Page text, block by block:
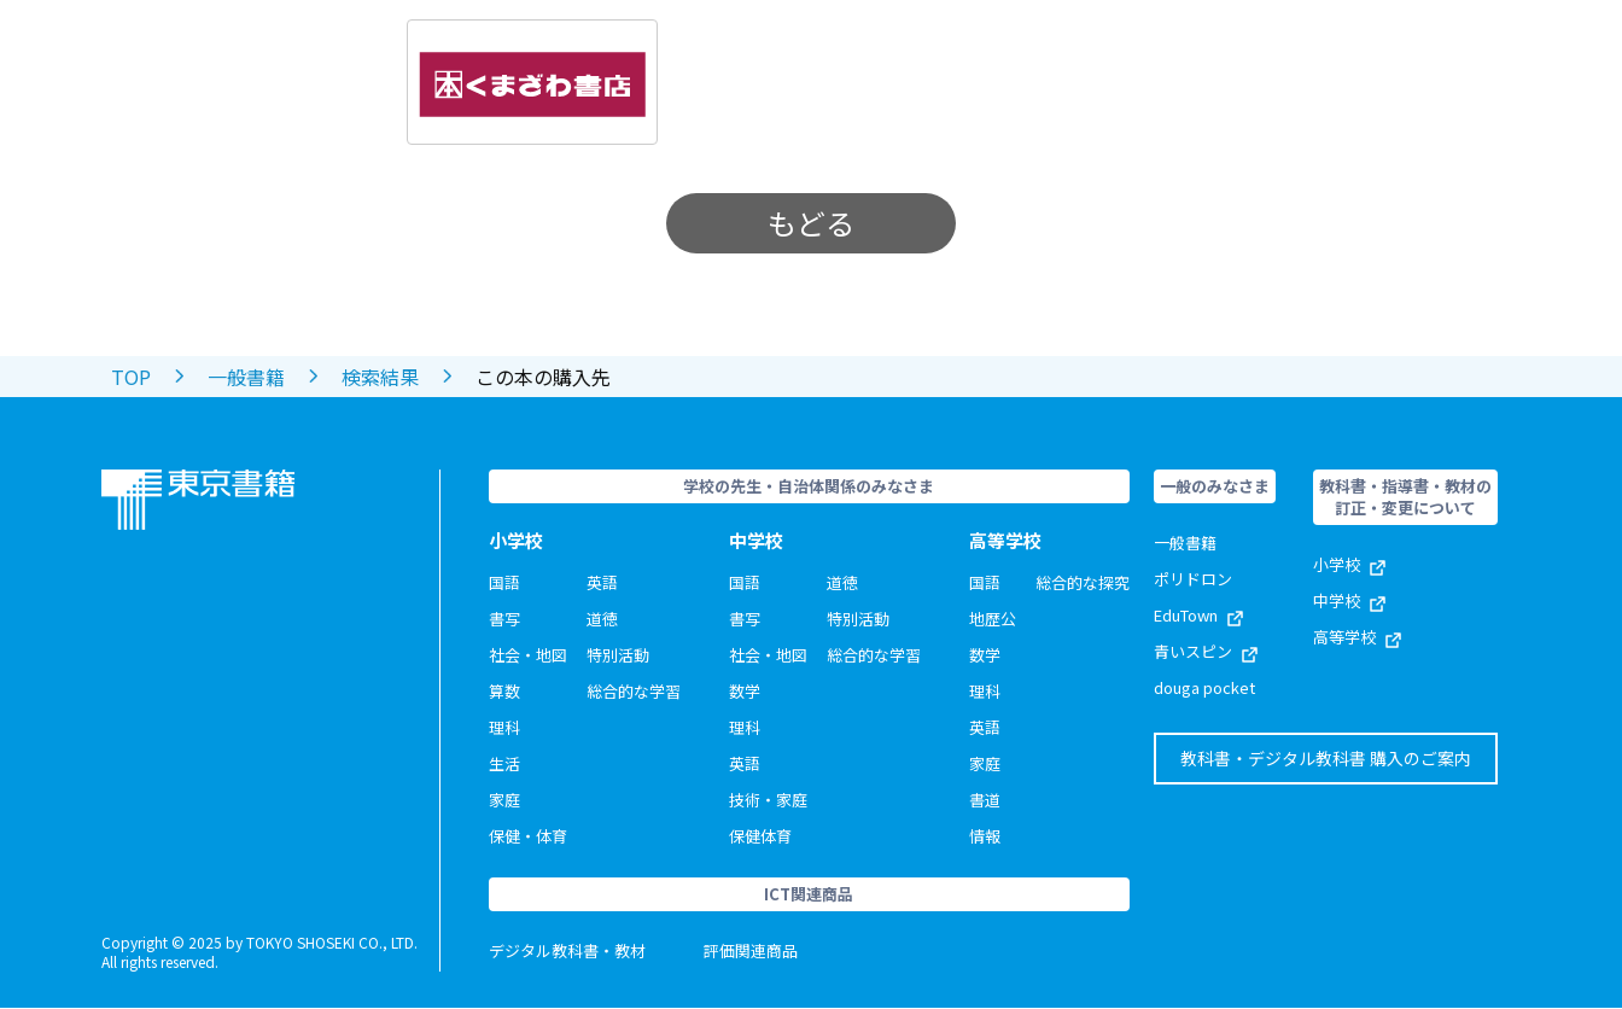
もどる
TOP 一般書籍 検索結果 この本の購入先
Copyright © 2025 by TOKYO SHOSEKI CO., LTD.
All rights reserved.
学校の先生・自治体関係のみなさま
小学校
国語
書写
社会・地図
算数
理科
生活
家庭
保健・体育
英語
道徳
特別活動
総合的な学習
中学校
国語
書写
社会・地図
数学
理科
英語
技術・家庭
保健体育
道徳
特別活動
総合的な学習
高等学校
国語
地歴公
数学
理科
英語
家庭
書道
情報
総合的な探究
ICT関連商品
デジタル教科書・教材 評価関連商品
一般のみなさま
一般書籍
ポリドロン
EduTown
青いスピン
douga pocket
教科書・指導書・教材の
訂正・変更について
小学校
中学校
高等学校
教科書・デジタル教科書 購入のご案内